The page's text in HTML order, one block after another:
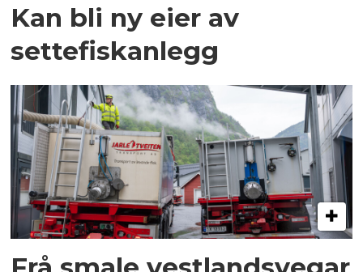
Kan bli ny eier av
settefiskanlegg